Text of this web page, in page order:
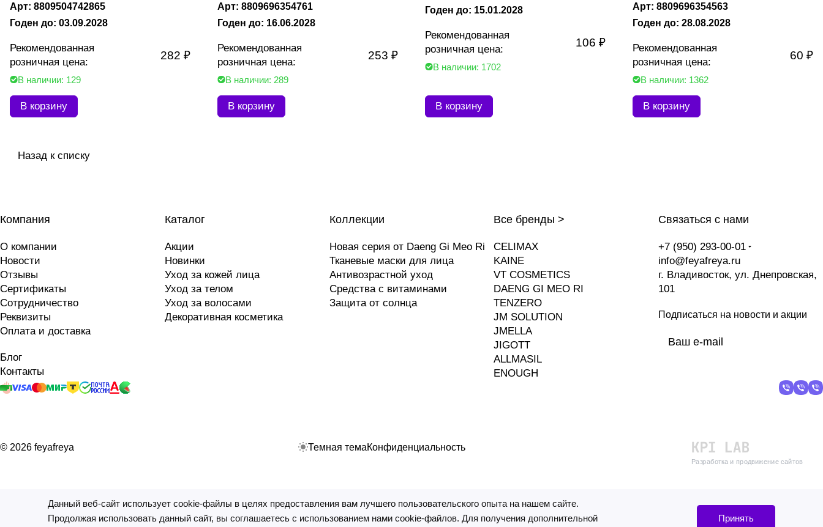
Арт: 8809504742865
Годен до: 03.09.2028
Рекомендованная
розничная цена:
282 ₽
В наличии: 129
В корзину
Арт: 8809696354761
Годен до: 16.06.2028
Рекомендованная
розничная цена:
253 ₽
В наличии: 289
В корзину
Годен до: 15.01.2028
Рекомендованная
розничная цена:
106 ₽
В наличии: 1702
В корзину
Арт: 8809696354563
Годен до: 28.08.2028
Рекомендованная
розничная цена:
60 ₽
В наличии: 1362
В корзину
Назад к списку
Каталог
Акции
Новинки
Уход за кожей лица
Уход за телом
Уход за волосами
Декоративная косметика
Компания
О компании
Новости
Отзывы
Сертификаты
Сотрудничество
Реквизиты
Оплата и доставка
Блог
Контакты
Коллекции
Новая серия от Daeng Gi Meo Ri
Тканевые маски для лица
Антивозрастной уход
Средства с витаминами
Защита от солнца
Все бренды >
CELIMAX
KAINE
VT COSMETICS
DAENG GI MEO RI
TENZERO
JM SOLUTION
JMELLA
JIGOTT
ALLMASIL
ENOUGH
Связаться с нами
+7 (950) 293-00-01
info@feyafreya.ru
г. Владивосток, ул. Днепровская,
101
Подписаться на новости и акции
© 2026 feyafreya Темная темаКонфиденциальность
Разработка и продвижение сайтов
На информационном ресурсе применяютсярекомендательные технологии.
Данный веб-сайт использует cookie-файлы в целях предоставления вам лучшего пользовательского опыта на нашем сайте.
Продолжая использовать данный сайт, вы соглашаетесь с использованием нами cookie-файлов. Для получения дополнительной
Принять